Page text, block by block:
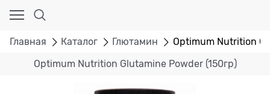
Главная Каталог Глютамин Optimum Nutrition
Optimum Nutrition Glutamine Powder (150гр)